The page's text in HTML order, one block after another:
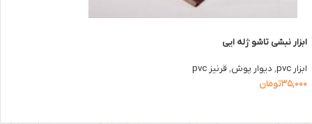
ابزار نبشی تاشو ژله ایی
ابزار pvc , دیوار پوش, قرنیز pvc
۳۵,۰۰۰تومان